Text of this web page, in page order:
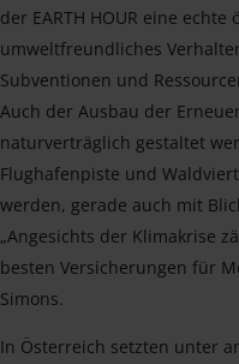
der EARTH HOUR eine
umweltfreundliches
Subventionen und
Auch der Ausbau der
naturverträglich gestaltet
Flughafenpiste und
werden, gerade auch mit
„Angesichts der Klimakrise
besten Versicherungen für
Simons.
In Österreich setzten unter